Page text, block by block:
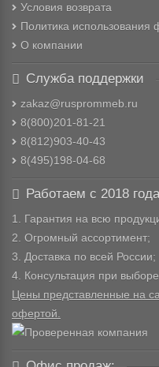
Условия возврата
Политика использования
О компании
Служба поддержки
zakaz@rusprommeb.ru
8(800)201-81-21
8(812)903-40-43
8(495)198-04-68
Работаем с 2018 года
1. Гарантия на всю
2. Огромный ассортимент;
3. Доставка по всей России;
4. Консультация при выборе
Цены представленные на
офертой.